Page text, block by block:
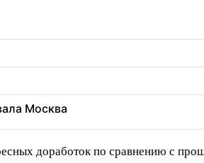
Москва
доработок по сравнению с